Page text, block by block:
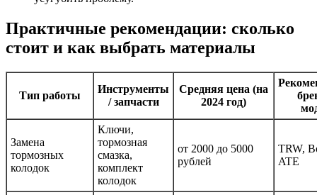
Практичные рекомендации: сколько
стоит и как выбрать материалы
Тип работы
Инструменты
/ запчасти
Средняя цена (на
2024 год)
Замена
тормозных
колодок
Ключи,
тормозная
смазка,
комплект
колодок
от 2000 до 5000
рублей
TRW,
ATE